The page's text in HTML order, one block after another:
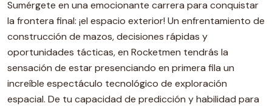
Sumérgete en una emocionante carrera para conquistar
la frontera final: ¡el espacio exterior! Un enfrentamiento de
construcción de mazos, decisiones rápidas y
oportunidades tácticas, en Rocketmen tendrás la
sensación de estar presenciando en primera fila un
increíble espectáculo tecnológico de exploración
espacial. De tu capacidad de predicción y habilidad para